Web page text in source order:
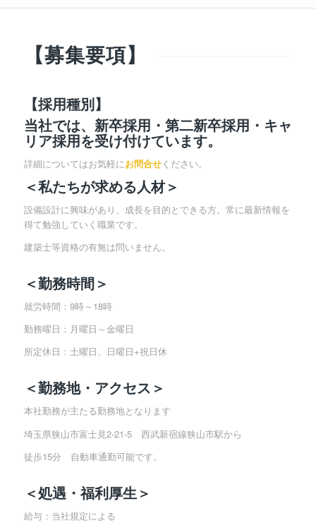
【募集要項】
【採用種別】
当社では、新卒採用・第二新卒採用・キャ
リア採用を受け付けています。
詳細についてはお気軽にお問合せください。
＜私たちが求める人材＞
設備設計に興味があり、成長を目的とできる方。 常に最新情報を
得て勉強していく職業です。
建築士等資格の有無は問いません。
＜勤務時間＞
就労時間：9時～18時
勤務曜日：月曜日～金曜日
所定休日：土曜日、日曜日+祝日休
＜勤務地・アクセス＞
本社勤務が主たる勤務地となります
埼玉県狭山市富士見2-21-5 西武新宿線狭山市駅から
徒歩15分 自動車通勤可能です。
＜処遇・福利厚生＞
給与：当社規定による